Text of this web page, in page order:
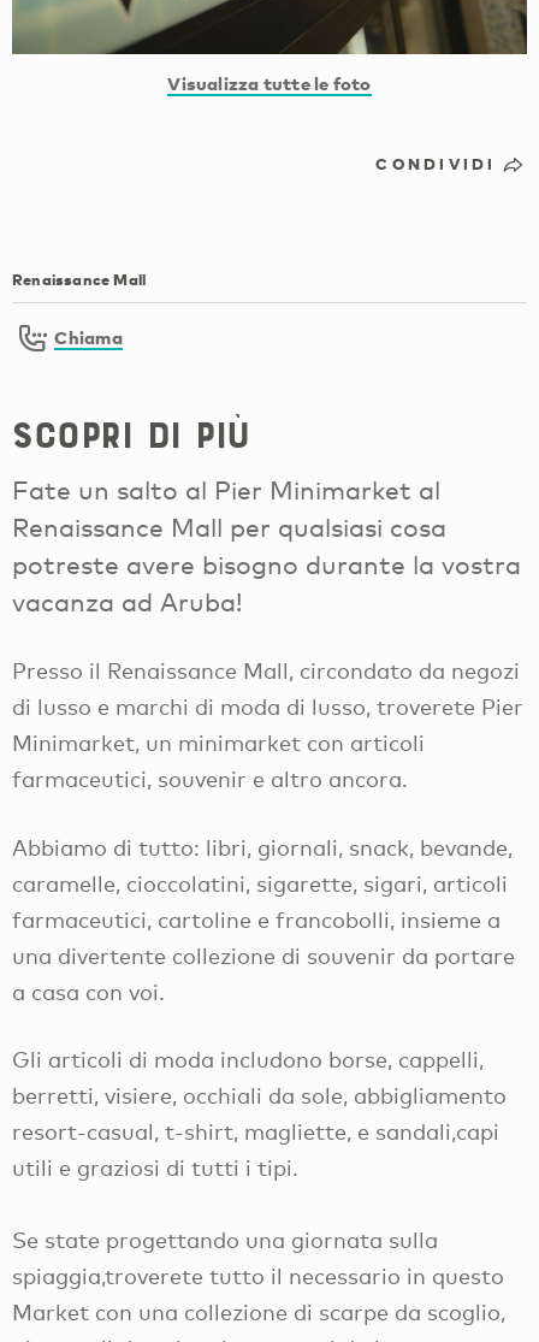
Visualizza tutte le foto
CONDIVIDI
Renaissance Mall
Chiama
Scopri di più
Fate un salto al Pier Minimarket al
Renaissance Mall per qualsiasi cosa
potreste avere bisogno durante la vostra
vacanza ad Aruba!
Presso il Renaissance Mall, circondato da negozi
di lusso e marchi di moda di lusso, troverete Pier
Minimarket, un minimarket con articoli
farmaceutici, souvenir e altro ancora.
Abbiamo di tutto: libri, giornali, snack, bevande,
caramelle, cioccolatini, sigarette, sigari, articoli
farmaceutici, cartoline e francobolli, insieme a
una divertente collezione di souvenir da portare
a casa con voi.
Gli articoli di moda includono borse, cappelli,
berretti, visiere, occhiali da sole, abbigliamento
resort-casual, t-shirt, magliette, e sandali,capi
utili e graziosi di tutti i tipi.
Se state progettando una giornata sulla
spiaggia,troverete tutto il necessario in questo
Market con una collezione di scarpe da scoglio,